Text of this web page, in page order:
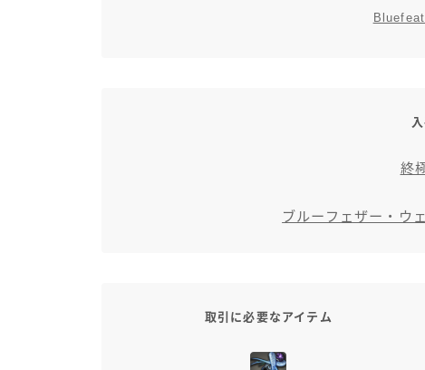
終
ブルーフェザー・ウ
取引に必要なアイテム